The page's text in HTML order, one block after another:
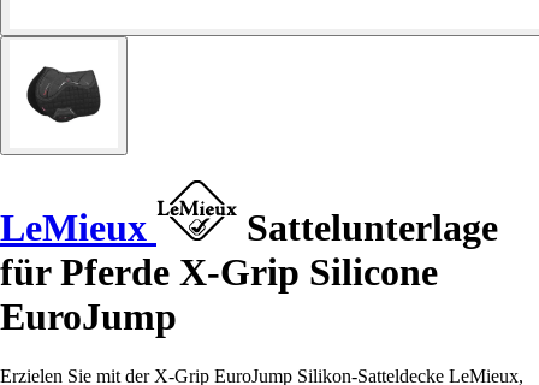
LeMieux
Sattelunterlage
für Pferde X-Grip Silicone
EuroJump
Erzielen Sie mit der X-Grip EuroJump Silikon-Satteldecke LeMieux,